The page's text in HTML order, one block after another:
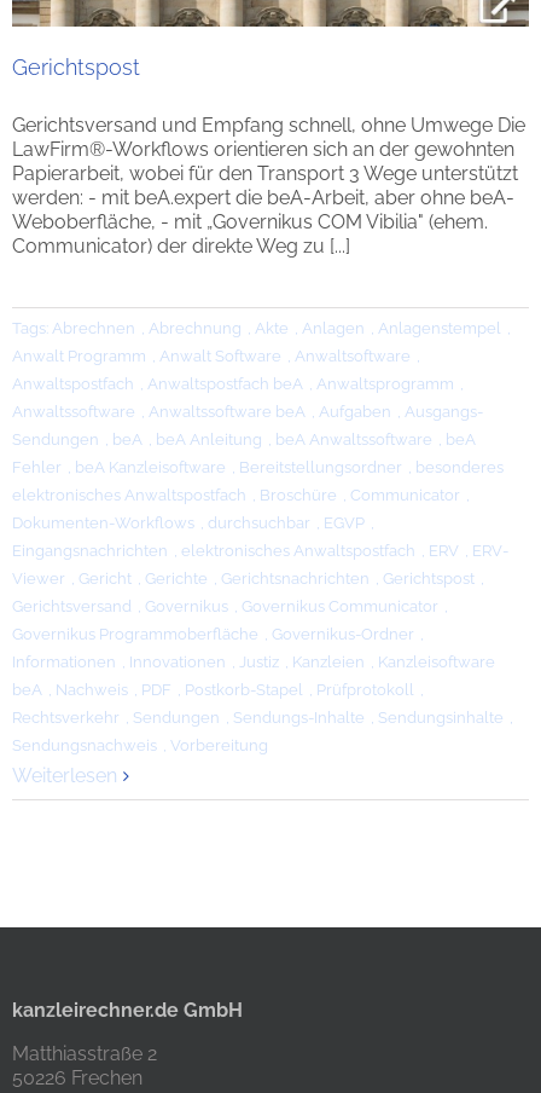
Gerichtspost
Gerichtsversand und Empfang schnell, ohne Umwege Die
LawFirm®-Workflows orientieren sich an der gewohnten
Papierarbeit, wobei für den Transport 3 Wege unterstützt
werden: - mit beA.expert die beA-Arbeit, aber ohne beA-
Weboberfläche, - mit „Governikus COM Vibilia" (ehem.
Communicator) der direkte Weg zu [...]
Tags: Abrechnen , Abrechnung , Akte , Anlagen , Anlagenstempel ,
Anwalt Programm , Anwalt Software , Anwaltsoftware ,
Anwaltspostfach , Anwaltspostfach beA , Anwaltsprogramm ,
Anwaltssoftware , Anwaltssoftware beA , Aufgaben , Ausgangs-
Sendungen , beA , beA Anleitung , beA Anwaltssoftware , beA
Fehler , beA Kanzleisoftware , Bereitstellungsordner , besonderes
elektronisches Anwaltspostfach , Broschüre , Communicator ,
Dokumenten-Workflows , durchsuchbar , EGVP ,
Eingangsnachrichten , elektronisches Anwaltspostfach , ERV , ERV-
Viewer , Gericht , Gerichte , Gerichtsnachrichten , Gerichtspost ,
Gerichtsversand , Governikus , Governikus Communicator ,
Governikus Programmoberfläche , Governikus-Ordner ,
Informationen , Innovationen , Justiz , Kanzleien , Kanzleisoftware
beA , Nachweis , PDF , Postkorb-Stapel , Prüfprotokoll ,
Rechtsverkehr , Sendungen , Sendungs-Inhalte , Sendungsinhalte ,
Sendungsnachweis , Vorbereitung
Weiterlesen
kanzleirechner.de GmbH
Matthiasstraße 2
50226 Frechen